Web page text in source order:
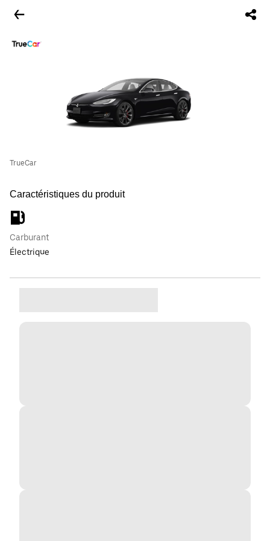
TrueCar
Caractéristiques du produit
Carburant
Électrique